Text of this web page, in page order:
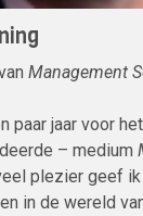
Management
paar jaar voor
– medium
plezier geef
in de wereld